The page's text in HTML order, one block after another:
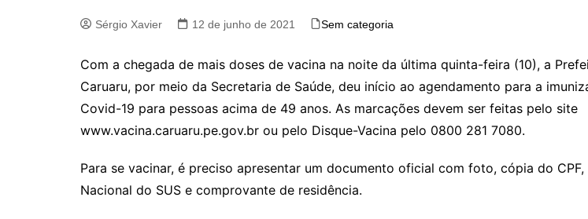
Sérgio Xavier 12 de junho de 2021 Sem categoria
Com a chegada de mais doses de vacina na noite da última quinta-feira (10), a
Caruaru, por meio da Secretaria de Saúde, deu início ao agendamento para a
Covid-19 para pessoas acima de 49 anos. As marcações devem ser feitas pelo site
www.vacina.caruaru.pe.gov.br ou pelo Disque-Vacina pelo 0800 281 7080.
Para se vacinar, é preciso apresentar um documento oficial com foto, cópia do
Nacional do SUS e comprovante de residência.